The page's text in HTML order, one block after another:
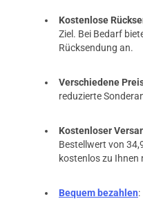
Kostenlose
Ziel. Bei Bedarf
Rücksendung an.
Verschiedene
reduzierte
Kostenloser
Bestellwert von
kostenlos zu Ihnen
Bequem bezahlen: